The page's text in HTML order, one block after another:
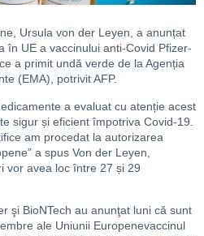
Ursula von der Leyen, a anunțat
în UE a vaccinului anti-Covid Pfizer-
a primit undă verde de la Agenția
(EMA), potrivit AFP.
a evaluat cu atenție acest
sigur și eficient împotriva Covid-19.
am procedat la autorizarea
a spus Von der Leyen,
vor avea loc între 27 și 29
şi BioNTech au anunţat luni că sunt
ale Uniunii Europenevaccinul